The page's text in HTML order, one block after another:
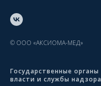
© ООО «АКСИОМА-МЕД»
Государственные органы
власти и службы надзора